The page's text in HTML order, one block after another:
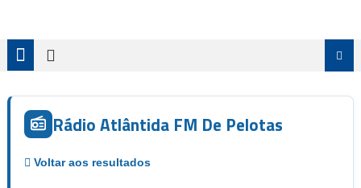
Rádio Atlântida FM De Pelotas